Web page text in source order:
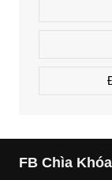
FB Chìa